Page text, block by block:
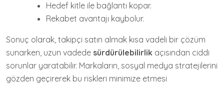
Hedef kitle ile bağlantı kopar.
Rekabet avantajı kaybolur.
Sonuç olarak, takipçi satın almak kısa vadeli bir çözüm
sunarken, uzun vadede sürdürülebilirlik açısından ciddi
sorunlar yaratabilir. Markaların, sosyal medya stratejilerini
gözden geçirerek bu riskleri minimize etmesi